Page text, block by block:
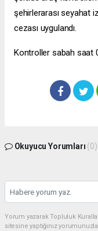
şehirlerarası seyahat
cezası uygulandı.
Kontroller sabah saat
Okuyucu Yorumları (0)
Yorum yazarak Topluluk
sitesine yaptığınız